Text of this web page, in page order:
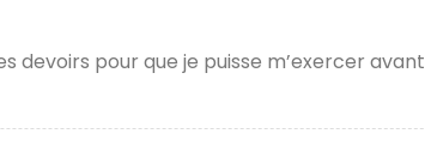
devoirs pour que je puisse m’exercer